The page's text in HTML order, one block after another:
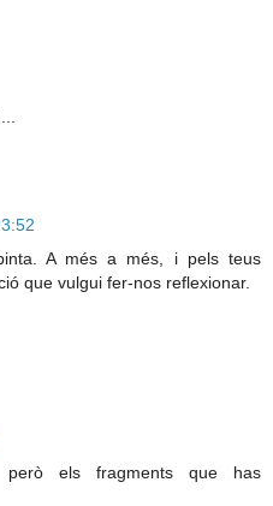
A més a més, i pels teus
que vulgui fer-nos reflexionar.
els fragments que has